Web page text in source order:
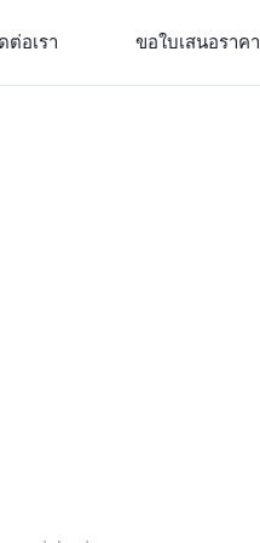
ต่อเรา ขอใบเสนอราคา